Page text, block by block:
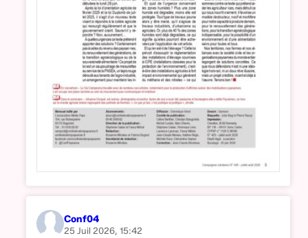
Conf04
25 Juil 2026, 15:42